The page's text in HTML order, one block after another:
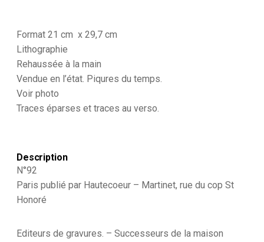
Martinet
française
-
Soldat
1830
et
administration
Format 21 cm x 29,7 cm
Lithographie
Rehaussée à la main
Vendue en l’état. Piqures du temps.
Voir photo
Traces éparses et traces au verso.
Description
N°92
Paris publié par Hautecoeur – Martinet, rue du cop St
Honoré
Editeurs de gravures. – Successeurs de la maison